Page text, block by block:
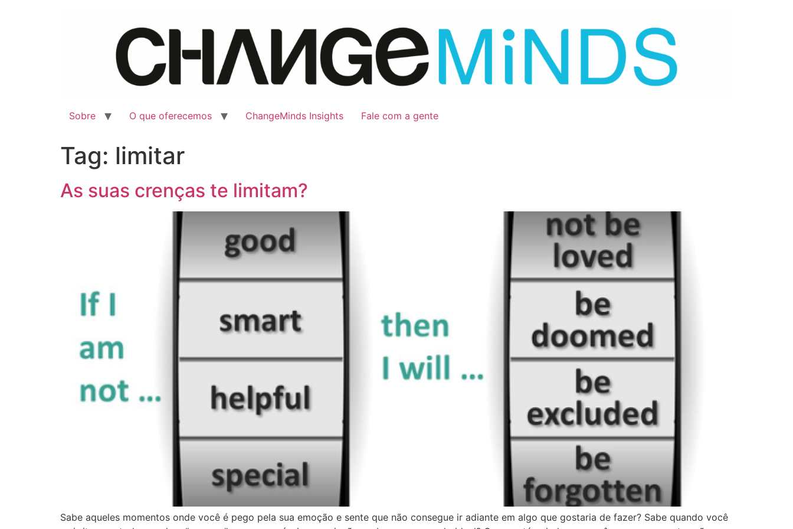
Sobre O que oferecemos ChangeMinds Insights Fale com a gente
Tag: limitar
As suas crenças te limitam?
Sabe aqueles momentos onde você é pego pela sua emoção e sente que não consegue ir adiante em algo que gostaria de fazer? Sabe quando você